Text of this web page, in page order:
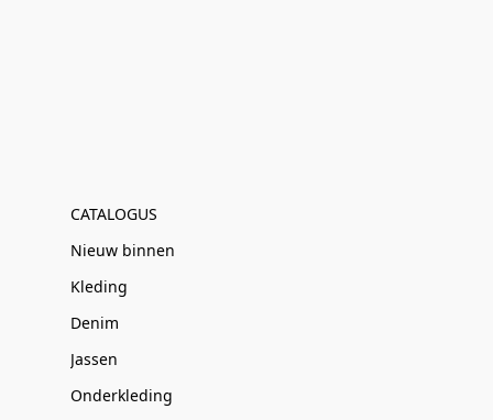
CATALOGUS
Nieuw binnen
Kleding
Denim
Jassen
Onderkleding